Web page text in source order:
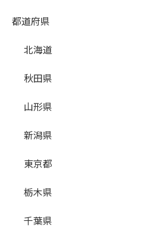
都道府県
北海道
秋田県
山形県
新潟県
東京都
栃木県
千葉県